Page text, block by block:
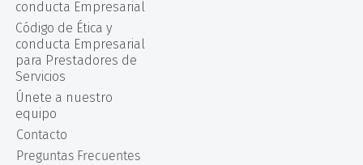
conducta Empresarial
Código de Ética y
conducta Empresarial
para Prestadores de
Servicios
Únete a nuestro
equipo
Contacto
Preguntas Frecuentes